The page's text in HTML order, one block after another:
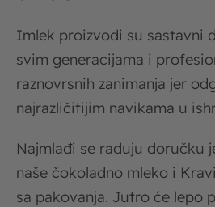
Imlek proizvodi su sastavni
svim generacijama i
raznovrsnih zanimanja jer
najrazličitijim navikama u
Najmlađi se raduju doručku
naše čokoladno mleko i
sa pakovanja. Jutro će lepo